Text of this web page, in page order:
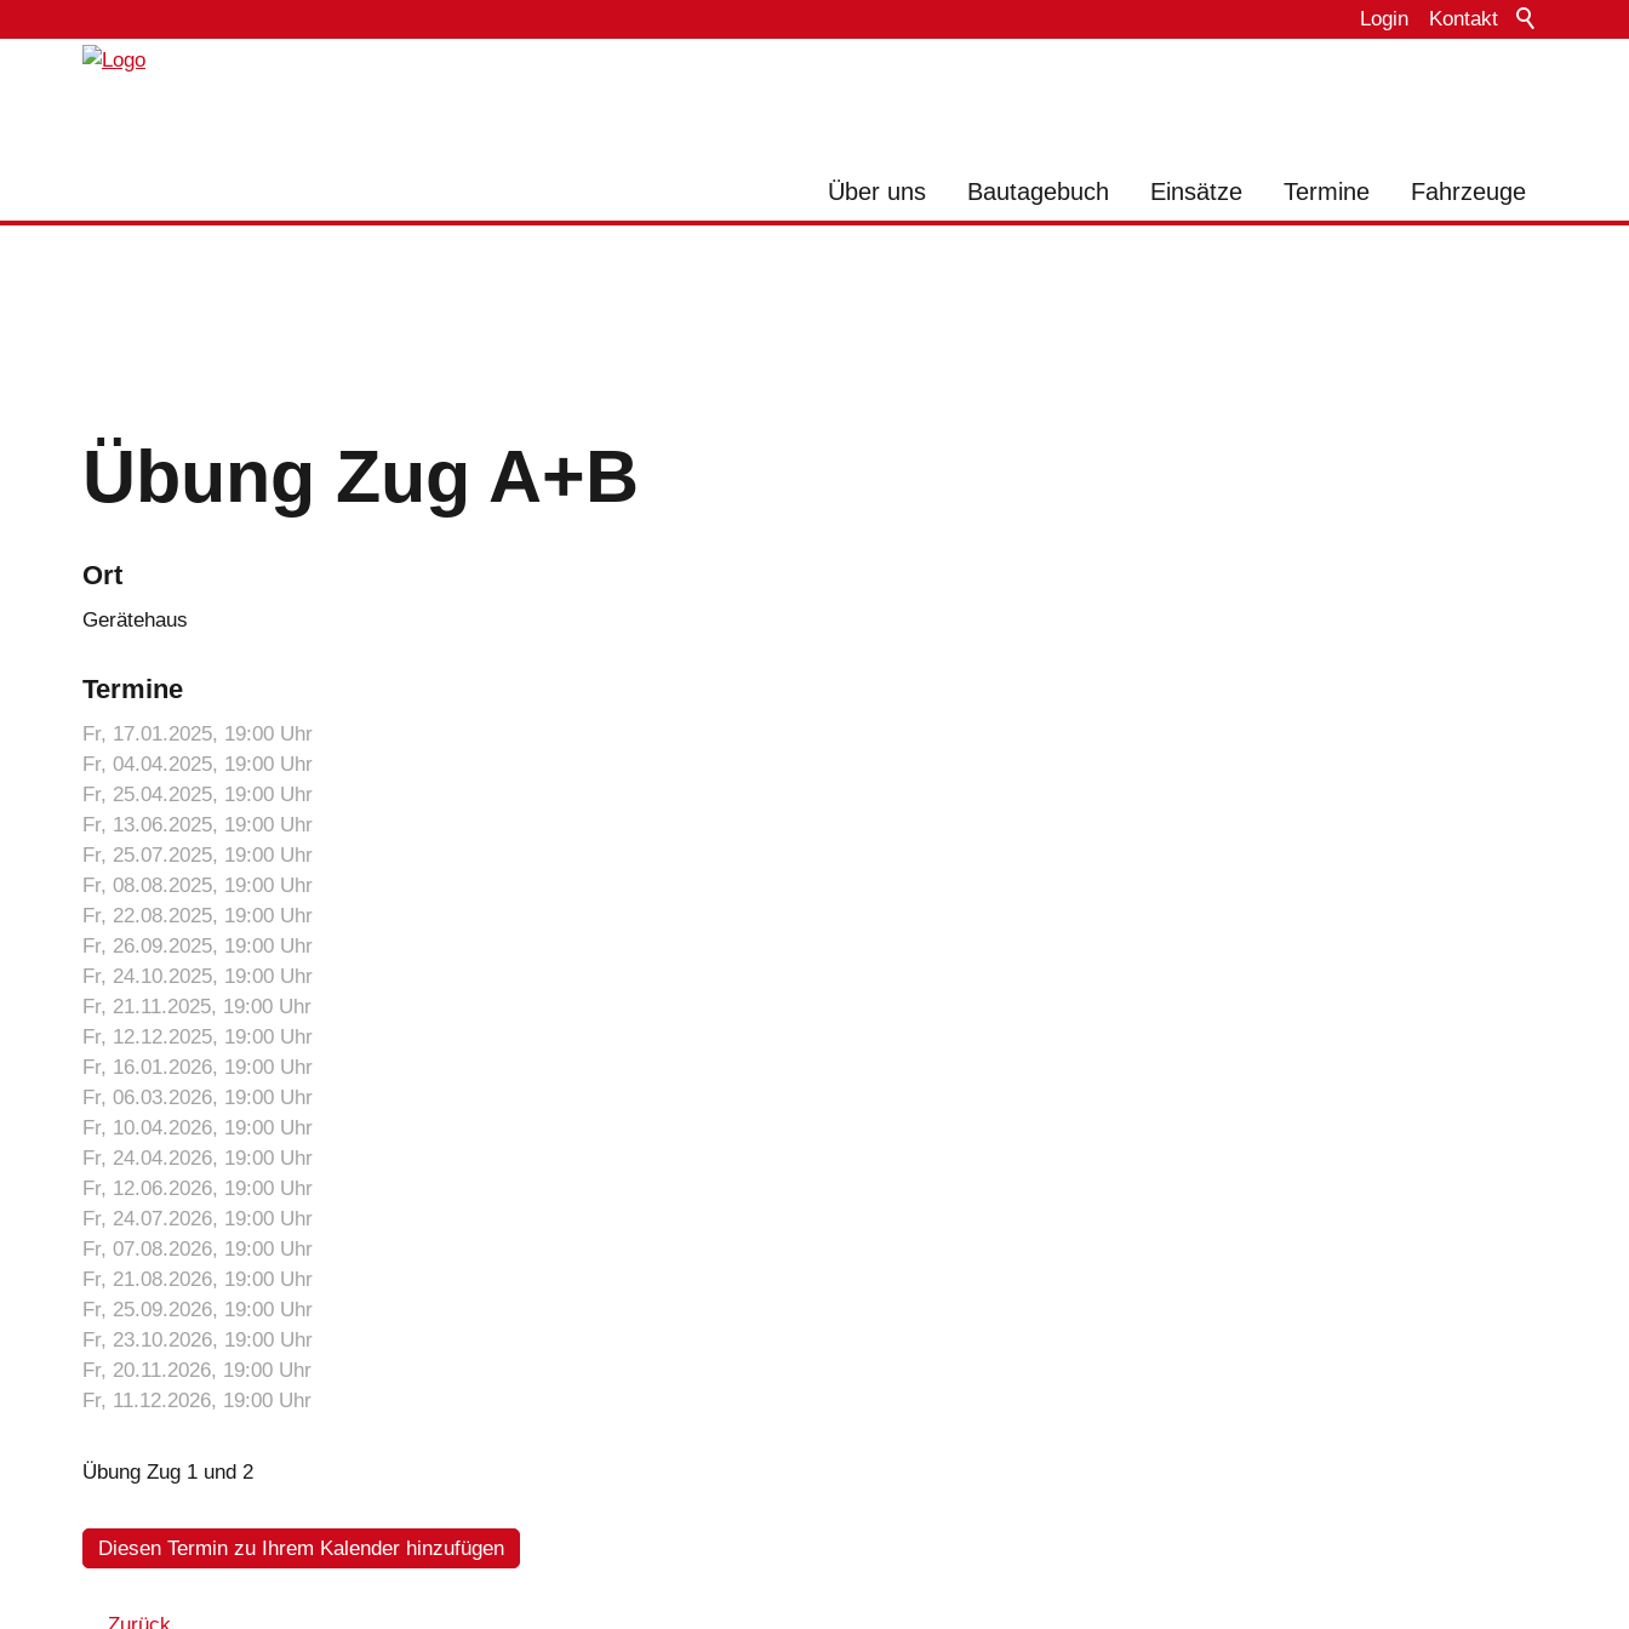
Kontakt
Login
Über uns Bautagebuch Einsätze Termine Fahrzeuge
Übung Zug A+B
Ort
Gerätehaus
Termine
Fr, 17.01.2025, 19:00 Uhr
Fr, 04.04.2025, 19:00 Uhr
Fr, 25.04.2025, 19:00 Uhr
Fr, 13.06.2025, 19:00 Uhr
Fr, 25.07.2025, 19:00 Uhr
Fr, 08.08.2025, 19:00 Uhr
Fr, 22.08.2025, 19:00 Uhr
Fr, 26.09.2025, 19:00 Uhr
Fr, 24.10.2025, 19:00 Uhr
Fr, 21.11.2025, 19:00 Uhr
Fr, 12.12.2025, 19:00 Uhr
Fr, 16.01.2026, 19:00 Uhr
Fr, 06.03.2026, 19:00 Uhr
Fr, 10.04.2026, 19:00 Uhr
Fr, 24.04.2026, 19:00 Uhr
Fr, 12.06.2026, 19:00 Uhr
Fr, 24.07.2026, 19:00 Uhr
Fr, 07.08.2026, 19:00 Uhr
Fr, 21.08.2026, 19:00 Uhr
Fr, 25.09.2026, 19:00 Uhr
Fr, 23.10.2026, 19:00 Uhr
Fr, 20.11.2026, 19:00 Uhr
Fr, 11.12.2026, 19:00 Uhr
Übung Zug 1 und 2
Diesen Termin zu Ihrem Kalender hinzufügen